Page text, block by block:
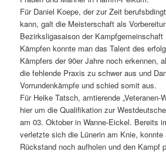
Für Daniel Koepe, der zur Zeit
kann, galt die Meisterschaft als
Bezirksligasaison der
Kämpfen konnte man das Talent des
Kämpfers der 90er Jahre noch erkennen,
die fehlende Praxis zu schwer aus und
Vorrundenkämpfe und schied somit aus.
Für Heike Tatsch, amtierende „Veteranen-
hier um die Qualifikation zur
am 03. Oktober in Wanne-Eickel. Bereits
verletzte sich die Lünerin am Knie, konnte
Rückstand noch aufholen und den Kampf